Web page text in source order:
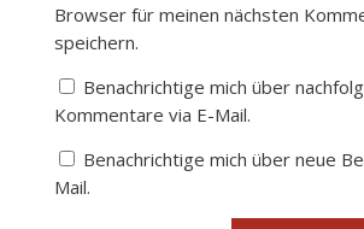
Browser für meinen nächsten
speichern.
Benachrichtige mich über
Kommentare via E-Mail.
Benachrichtige mich über neue
Mail.